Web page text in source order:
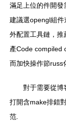
滿足上位的件開
建議選opengl組
外配置工具鏈，推
產Code compiled
而加快操作節russ
對于需要從博
打開含make排錯
范.